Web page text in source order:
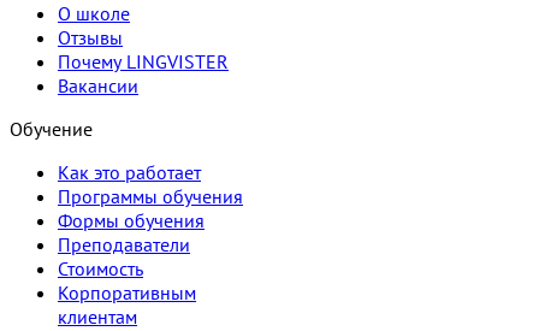
О школе
Отзывы
Почему LINGVISTER
Вакансии
Обучение
Как это работает
Программы обучения
Формы обучения
Преподаватели
Стоимость
Корпоративным
клиентам